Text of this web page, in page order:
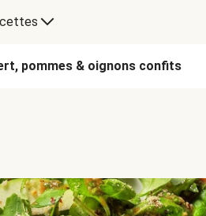
pommes & oignons confits